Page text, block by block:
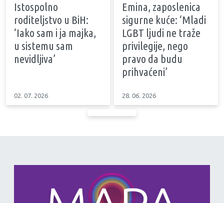
Istospolno
roditeljstvo u BiH:
‘Iako sam i ja majka,
u sistemu sam
nevidljiva’
02. 07. 2026
Emina, zaposlenica
sigurne kuće: ‘Mladi
LGBT ljudi ne traže
privilegije, nego
pravo da budu
prihvaćeni’
28. 06. 2026